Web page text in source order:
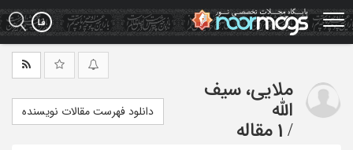
Skip
to
main
ملایی، سیف
الله
/ 1 مقاله
دانلود فهرست مقالات نویسنده